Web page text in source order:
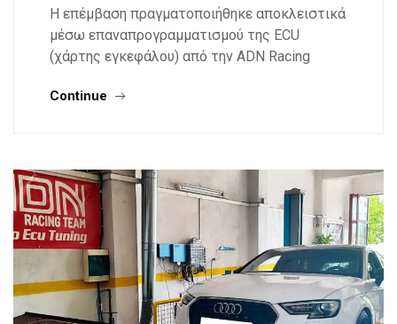
Η επέμβαση πραγματοποιήθηκε αποκλειστικά
μέσω επαναπρογραμματισμού της ECU
(χάρτης εγκεφάλου) από την ADN Racing
Continue